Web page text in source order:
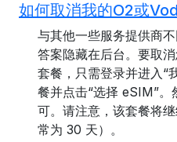
如何取消我的O2或
与其他一些服务提供商
答案隐藏在后台。要取
套餐，只需登录并进入“
餐并点击“选择 eSIM”。
可。请注意，该套餐将
常为 30 天）。